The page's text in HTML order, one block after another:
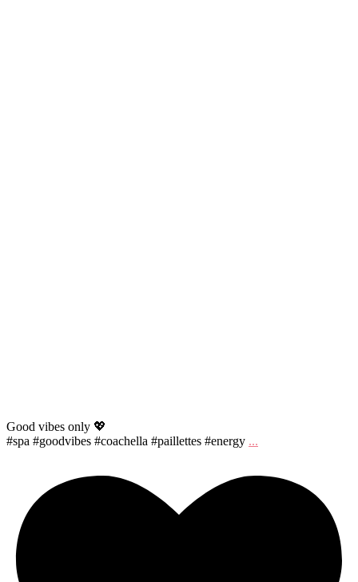
Good vibes only 💖
#spa #goodvibes #coachella #paillettes #energy ...